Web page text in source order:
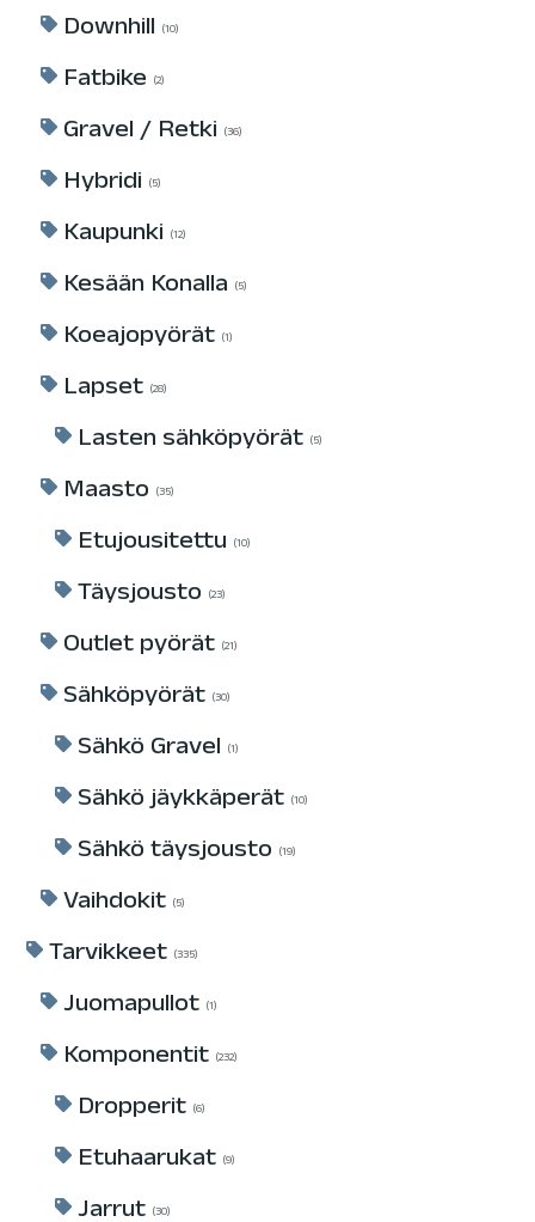
Downhill 10
Fatbike 2
Gravel / Retki 36
Hybridi 5
Kaupunki 12
Kesään Konalla 5
Koeajopyörät 1
Lapset 28
Lasten sähköpyörät 5
Maasto 35
Etujousitettu 10
Täysjousto 23
Outlet pyörät 21
Sähköpyörät 30
Sähkö Gravel 1
Sähkö jäykkäperät 10
Sähkö täysjousto 19
Vaihdokit 5
Tarvikkeet 335
Juomapullot 1
Komponentit 232
Dropperit 6
Etuhaarukat 9
Jarrut 30